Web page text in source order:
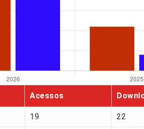
Acessos
19 22